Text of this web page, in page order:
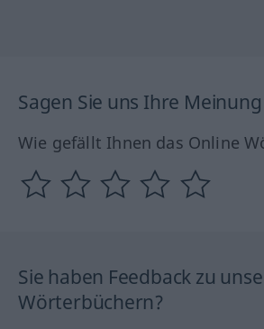
Sagen Sie uns Ihre
Wie gefällt Ihnen das Online
Sie haben Feedback zu
Wörterbüchern?